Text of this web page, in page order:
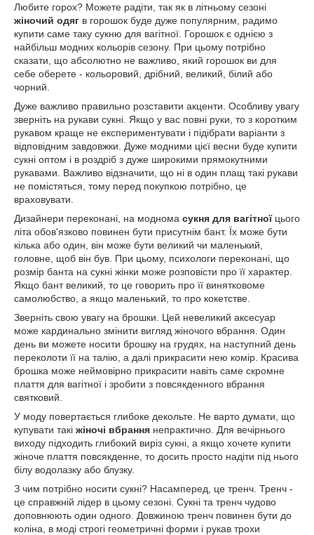
Любите горох? Можете радіти, так як в літньому сезоні
жіночий одяг в горошок буде дуже популярним, радимо
купити саме таку сукню для вагітної. Горошок є однією з
найбільш модних кольорів сезону. При цьому потрібно
сказати, що абсолютно не важливо, який горошок ви для
себе оберете - кольоровий, дрібний, великий, білий або
чорний.
Дуже важливо правильно розставити акценти. Особливу увагу
зверніть на рукави сукні. Якщо у вас повні руки, то з коротким
рукавом краще не експериментувати і підібрати варіанти з
відповідним завдовжки. Дуже модними цієї весни буде купити
сукні оптом і в роздріб з дуже широкими прямокутними
рукавами. Важливо відзначити, що ні в один плащ такі рукави
не помістяться, тому перед покупкою потрібно, це
враховувати.
Дизайнери переконані, на моднома сукня для вагітноїцього
літа обов'язково повинен бути присутнім бант. Їх може бути
кілька або один, він може бути великий чи маленький,
головне, щоб він був. При цьому, психологи переконані, що
розмір банта на сукні жінки може розповісти про її характер.
Якщо бант великий, то це говорить про її винятковоме
самолюбство, а якщо маленький, то про кокетстве.
Зверніть свою увагу на брошки. Цей невеликий аксесуар
може кардинально змінити вигляд жіночого вбрання. Один
день ви можете носити брошку на грудях, на наступний день
переколоти її на талію, а далі прикрасити нею комір. Красива
брошка може неймовірно прикрасити навіть саме скромне
плаття для вагітної і зробити з повсякденного вбрання
святковий.
У моду повертається глибоке декольте. Не варто думати, що
купувати такі жіночі вбрання непрактично. Для вечірнього
виходу підходить глибокий виріз сукні, а якщо хочете купити
жіноче плаття повсякденне, то досить просто надіти під нього
білу водолазку або блузку.
З чим потрібно носити сукні? Насамперед, це тренч. Тренч -
це справжній лідер в цьому сезоні. Сукні та тренч чудово
доповнюють один одного. Довжиною тренч повинен бути до
коліна, в моді строгі геометричні форми і рукав трохи